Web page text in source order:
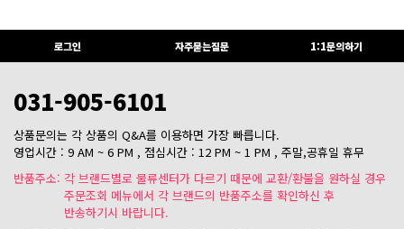
로그인 자주묻는질문 1:1문의하기
031-905-6101
상품문의는 각 상품의 Q&A를 이용하면 가장 빠릅니다.
영업시간 : 9 AM ~ 6 PM , 점심시간 : 12 PM ~ 1 PM , 주말,공휴일 휴무
반품주소: 각 브랜드별로 물류센터가 다르기 때문에 교환/환불을 원하실 경우
주문조회 메뉴에서 각 브랜드의 반품주소를 확인하신 후
반송하기시 바랍니다.